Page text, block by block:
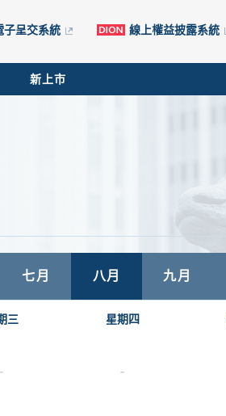
子呈交系統 線上權益披露系統
新上市
七月 八月 九月
三 星期四
- -